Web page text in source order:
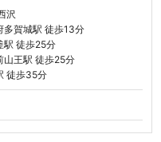
沢
多賀城駅 徒歩13分
駅 徒歩25分
山王駅 徒歩25分
徒歩35分